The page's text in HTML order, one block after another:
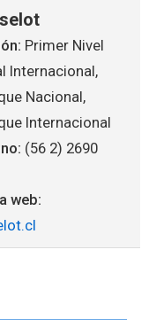
Primer Nivel
Internacional,
Nacional,
Internacional
(56 2) 2690
web: